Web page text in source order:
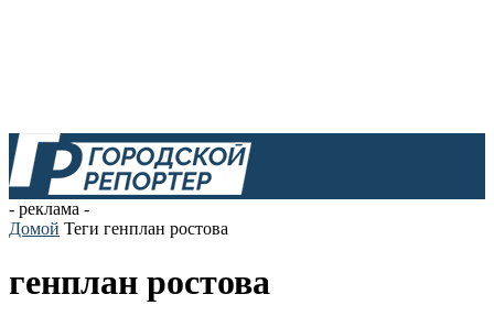
- реклама -
Домой Теги генплан ростова
генплан ростова